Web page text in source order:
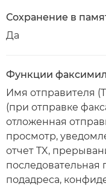
Сохранение в
Да
Функции
Имя отправителя
(при отправке
отложенная
просмотр,
отчет TX,
последовательная
подадреса,